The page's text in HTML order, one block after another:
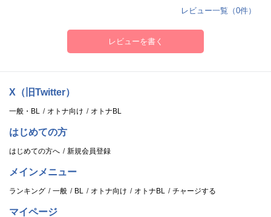
レビュー一覧（0件）
レビューを書く
X（旧Twitter）
一般・BL オトナ向け オトナBL
はじめての方
はじめての方へ 新規会員登録
メインメニュー
ランキング 一般 BL オトナ向け オトナBL チャージする
マイページ